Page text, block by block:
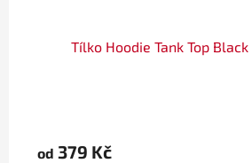
Tílko Hoodie Tank Top
od 379 Kč